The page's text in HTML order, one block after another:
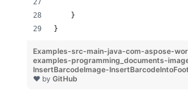
    }
}
Examples-src-main-java-com-aspose-
examples-programming_documents-
InsertBarcodeImage-
❤ by GitHub